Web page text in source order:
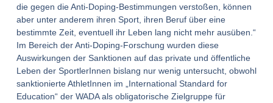
die gegen die Anti-Doping-Bestimmungen verstoßen, können
aber unter anderem ihren Sport, ihren Beruf über eine
bestimmte Zeit, eventuell ihr Leben lang nicht mehr ausüben.“
Im Bereich der Anti-Doping-Forschung wurden diese
Auswirkungen der Sanktionen auf das private und öffentliche
Leben der SportlerInnen bislang nur wenig untersucht, obwohl
sanktionierte AthletInnen im „International Standard for
Education“ der WADA als obligatorische Zielgruppe für